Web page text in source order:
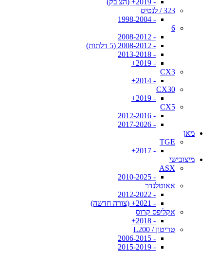
- 2019+ (הצ'בק)
323 / לנטיס
- 1998-2004
6
- 2008-2012
- 2008-2012 (5 דלתות)
- 2013-2018
- 2019+
CX3
- 2014+
CX30
- 2019+
CX5
- 2012-2016
- 2017-2026
מאן
TGE
- 2017+
מיצובישי
ASX
- 2010-2025
אאוטלנדר
- 2012-2022
- 2021+ (צורה חדשה)
אקליפס קרוס
- 2018+
טריטון / L200
- 2006-2015
- 2015-2019